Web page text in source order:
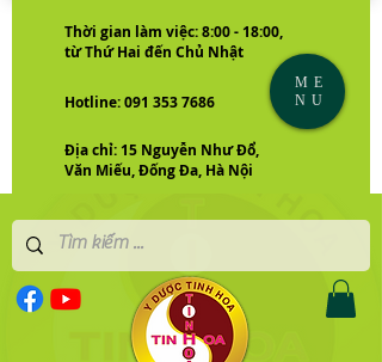
Thời gian làm việc: 8:00 - 18:00,
từ Thứ Hai đến Chủ Nhật
Hotline: 091 353 7686
Địa chỉ: 15 Nguyễn Như Đổ,
Văn Miếu, Đống Đa, Hà Nội
ME
NU